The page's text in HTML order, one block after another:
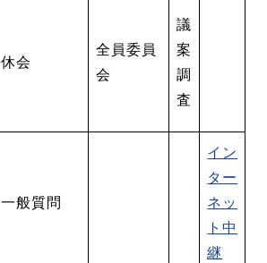
休会
全員委員
会
議
案
調
査
一般質問
イン
ター
ネッ
ト中
継